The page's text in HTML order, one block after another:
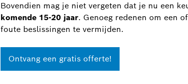
Bovendien mag je niet vergeten dat je nu een
komende 15-20 jaar. Genoeg redenen om een
foute beslissingen te vermijden.
Ontvang een gratis offerte!